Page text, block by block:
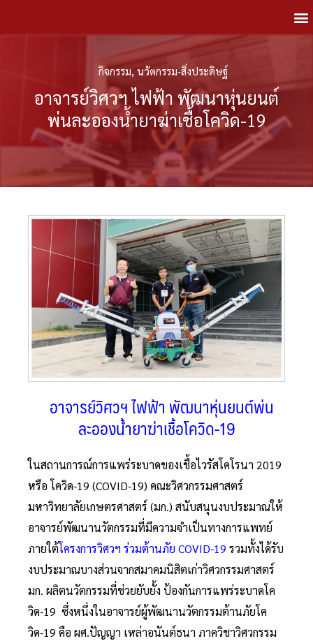
กิจกรรม, นวัตกรรม-สิ่งประดิษฐ์
อาจารย์วิศวฯ ไฟฟ้า พัฒนาหุ่นยนต์
พ่นละอองน้ำยาฆ่าเชื้อโควิด-19
อาจารย์วิศวฯ ไฟฟ้า พัฒนาหุ่นยนต์พ่น
ละอองน้ำยาฆ่าเชื้อโควิด-19
ในสถานการณ์การแพร่ระบาดของเชื้อไวรัสโคโรนา 2019
หรือ โควิด-19 (COVID-19) คณะวิศวกรรมศาสตร์
มหาวิทยาลัยเกษตรศาสตร์ (มก.) สนับสนุนงบประมาณให้
อาจารย์พัฒนานวัตกรรมที่มีความจำเป็นทางการแพทย์
ภายใต้โครงการวิศวฯ ร่วมต้านภัย COVID-19 รวมทั้งได้รับ
งบประมาณบางส่วนจากสมาคมนิสิตเก่าวิศวกรรมศาสตร์
มก. ผลิตนวัตกรรมที่ช่วยยับยั้ง ป้องกันการแพร่ระบาดโค
วิด-19 ซึ่งหนึ่งในอาจารย์ผู้พัฒนานวัตกรรมต้านภัยโค
วิด-19 คือ ผศ.ปัญญา เหล่าอนันต์ธนา ภาควิชาวิศวกรรม